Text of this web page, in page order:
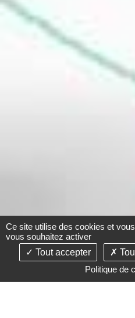
Ce site utilise des cookies et
vous souhaitez activer
Tout accepter
Politique de